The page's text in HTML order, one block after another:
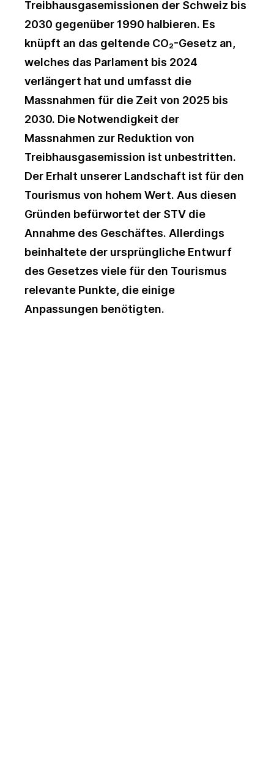
Treibhausgasemissionen der Schweiz bis
2030 gegenüber 1990 halbieren. Es
knüpft an das geltende CO₂-Gesetz an,
welches das Parlament bis 2024
verlängert hat und umfasst die
Massnahmen für die Zeit von 2025 bis
2030. Die Notwendigkeit der
Massnahmen zur Reduktion von
Treibhausgasemission ist unbestritten.
Der Erhalt unserer Landschaft ist für den
Tourismus von hohem Wert. Aus diesen
Gründen befürwortet der STV die
Annahme des Geschäftes. Allerdings
beinhaltete der ursprüngliche Entwurf
des Gesetzes viele für den Tourismus
relevante Punkte, die einige
Anpassungen benötigten.